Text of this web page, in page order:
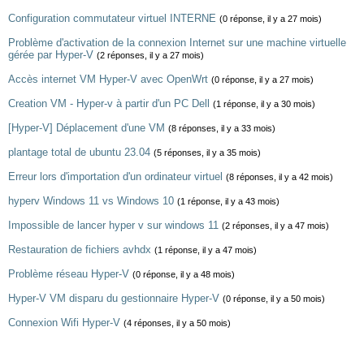
Configuration commutateur virtuel INTERNE (0 réponse, il y a 27 mois)
Problème d'activation de la connexion Internet sur une machine virtuelle
gérée par Hyper-V (2 réponses, il y a 27 mois)
Accès internet VM Hyper-V avec OpenWrt (0 réponse, il y a 27 mois)
Creation VM - Hyper-v à partir d'un PC Dell (1 réponse, il y a 30 mois)
[Hyper-V] Déplacement d'une VM (8 réponses, il y a 33 mois)
plantage total de ubuntu 23.04 (5 réponses, il y a 35 mois)
Erreur lors d'importation d'un ordinateur virtuel (8 réponses, il y a 42 mois)
hyperv Windows 11 vs Windows 10 (1 réponse, il y a 43 mois)
Impossible de lancer hyper v sur windows 11 (2 réponses, il y a 47 mois)
Restauration de fichiers avhdx (1 réponse, il y a 47 mois)
Problème réseau Hyper-V (0 réponse, il y a 48 mois)
Hyper-V VM disparu du gestionnaire Hyper-V (0 réponse, il y a 50 mois)
Connexion Wifi Hyper-V (4 réponses, il y a 50 mois)